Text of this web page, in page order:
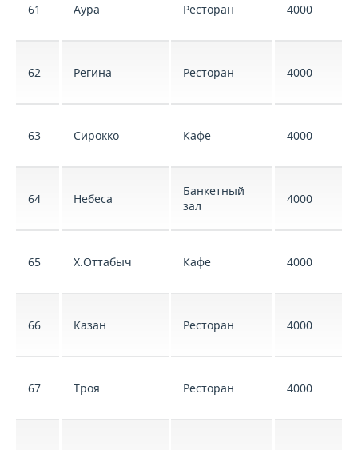
61 Аура Ресторан 4000
62 Регина Ресторан 4000
63 Сирокко Кафе 4000
64 Небеса
Банкетный
зал
4000
65 Х.Оттабыч Кафе 4000
66 Казан Ресторан 4000
67 Троя Ресторан 4000